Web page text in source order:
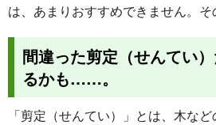
は、あまりおすすめできません。そ
間違った剪定（せんてい
るかも……。
「剪定（せんてい）」とは、木な